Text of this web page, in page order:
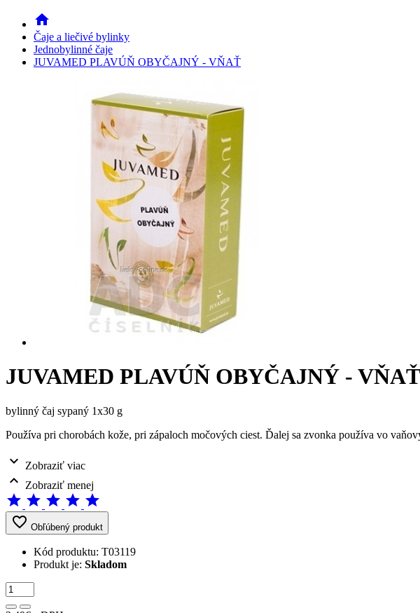
home
Čaje a liečivé bylinky
Jednobylinné čaje
JUVAMED PLAVÚŇ OBYČAJNÝ - VŇAŤ
JUVAMED PLAVÚŇ OBYČAJNÝ - VŇAŤ
bylinný čaj sypaný 1x30 g
Používa pri chorobách kože, pri zápaloch močových ciest. Ďalej sa zvonka používa vo
expand_more Zobraziť viac
expand_less Zobraziť menej
star star star star star
favorite_border Obľúbený produkt
Kód produktu: T03119
Produkt je: Skladom